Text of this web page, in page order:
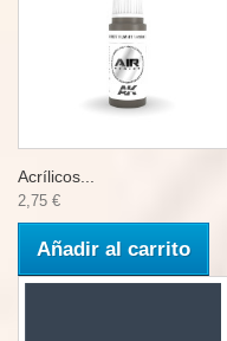
Acrílicos...
2,75 €
Añadir al carrito